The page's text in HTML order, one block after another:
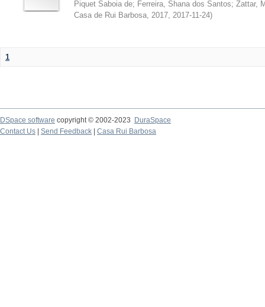
Piquet Saboia de; Ferreira, Shana dos Santos; Zattar,
Casa de Rui Barbosa, 2017, 2017-11-24)
1
DSpace software copyright © 2002-2023
DuraSpace
Contact Us
Send Feedback Casa Rui Barbosa